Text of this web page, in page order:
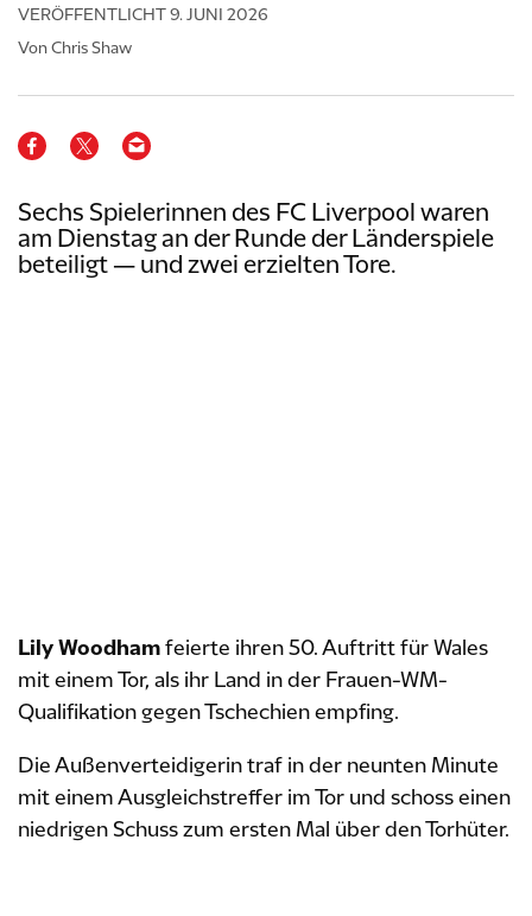
VERÖFFENTLICHT 9. JUNI 2026
Von Chris Shaw
Sechs Spielerinnen des FC Liverpool waren
am Dienstag an der Runde der Länderspiele
beteiligt — und zwei erzielten Tore.
Lily Woodham feierte ihren 50. Auftritt für Wales
mit einem Tor, als ihr Land in der Frauen-WM-
Qualifikation gegen Tschechien empfing.
Die Außenverteidigerin traf in der neunten Minute
mit einem Ausgleichstreffer im Tor und schoss einen
niedrigen Schuss zum ersten Mal über den Torhüter.